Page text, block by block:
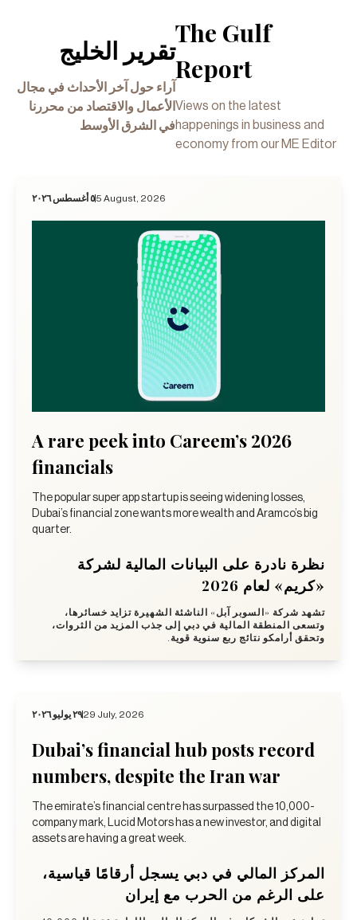
تقرير الخليج
آراء حول آخر الأحداث في مجال
الأعمال والاقتصاد من محررنا
في الشرق الأوسط
The Gulf
Report
Views on the latest
happenings in business and
economy from our ME Editor
٥ أغسطس ٢٠٢٦5 August, 2026
A rare peek into Careem’s 2026
financials
The popular super app startup is seeing widening losses,
Dubai’s financial zone wants more wealth and Aramco’s big
quarter.
نظرة نادرة على البيانات المالية لشركة
«كريم» لعام 2026
تشهد شركة «السوبر آبل» الناشئة الشهيرة تزايد خسائرها،
وتسعى المنطقة المالية في دبي إلى جذب المزيد من الثروات،
وتحقق أرامكو نتائج ربع سنوية قوية.
٢٩ يوليو ٢٠٢٦29 July, 2026
Dubai’s financial hub posts record
numbers, despite the Iran war
The emirate’s financial centre has surpassed the 10,000-
company mark, Lucid Motors has a new investor, and digital
assets are having a great week.
المركز المالي في دبي يسجل أرقامًا قياسية،
على الرغم من الحرب مع إيران